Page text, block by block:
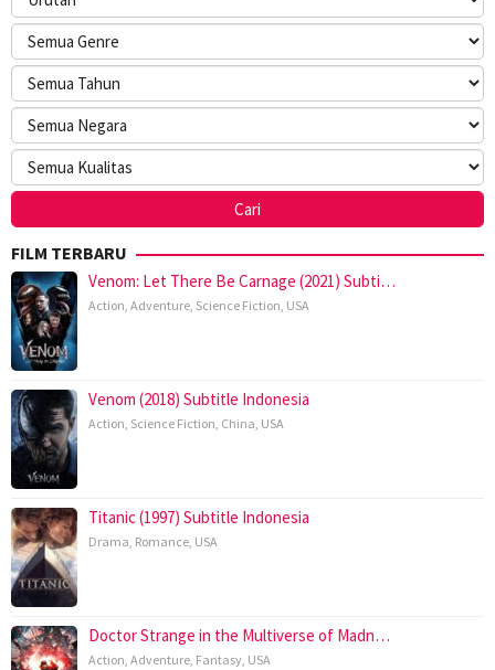
FILM TERBARU
Venom: Let There Be Carnage (2021) Subti…
Action, Adventure, Science Fiction, USA
Venom (2018) Subtitle Indonesia
Action, Science Fiction, China, USA
Titanic (1997) Subtitle Indonesia
Drama, Romance, USA
Doctor Strange in the Multiverse of Madn…
Action, Adventure, Fantasy, USA